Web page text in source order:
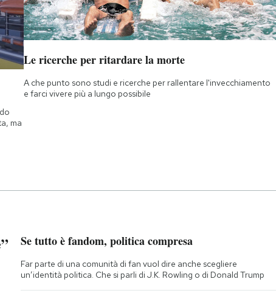
ma
Le ricerche per ritardare la morte
A che punto sono studi e ricerche per rallentare l'invecchiamento
e farci vivere più a lungo possibile
Se tutto è fandom, politica compresa
Far parte di una comunità di fan vuol dire anche scegliere
un’identità politica. Che si parli di J.K. Rowling o di Donald Trump